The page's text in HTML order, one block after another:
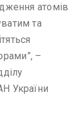
атомів
та
–
України